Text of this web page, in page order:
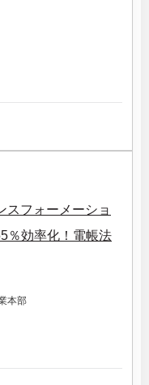
スフォーメーショ
％効率化！電帳法
本部